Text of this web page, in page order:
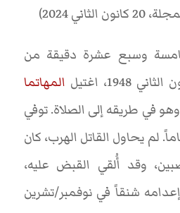
2024)
وسبع عشرة دقيقة من
المهاتما
في طريقه إلى الصلاة. توفي
عن عمر ناهز 78 عاماً. لم يحاول القاتل الهرب، كان
وقد أُلقي القبض عليه،
شنقاً في نوفمبر/تشرين